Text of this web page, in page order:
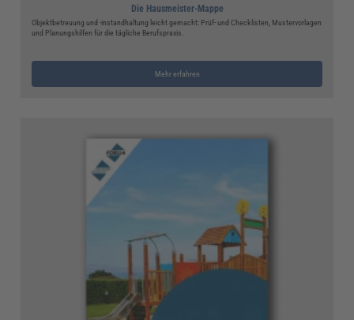
Die Hausmeister-Mappe
Objektbetreuung und -instandhaltung leicht gemacht: Prüf- und Checklisten, Mustervorlagen
und Planungshilfen für die tägliche Berufspraxis.
Mehr erfahren